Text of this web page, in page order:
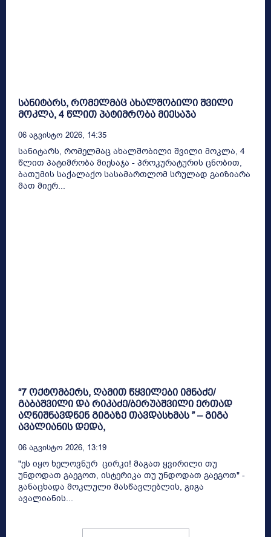
სანიტარს, რომელმაც ახალშობილი შვილი
მოკლა, 4 წლით პატიმრობა მიესაჯა
06 Აგვისტო 2026, 14:35
სანიტარს, რომელმაც ახალშობილი შვილი მოკლა, 4
წლით პატიმრობა მიესაჯა - პროკურატურის ცნობით,
ბათუმის საქალაქო სასამართლომ სრულად გაიზიარა
მათ მიერ...
“7 ოქტომბერს, ღამით წყვილები იმნაძე/
გაბაშვილი და რიკაძე/ბერუაშვილი ერთად
აღნიშნავდნენ გიგაზე თავდასხმას ” – გიგა
ავალიანის დედა,
06 Აგვისტო 2026, 13:19
"ეს იყო ხელოვნურ ცირკი! მაგათ ყვირილი თუ
უნდოდათ გაეგოთ, ისტერიკა თუ უნდოდათ გაეგოთ" -
განაცხადა მოკლული მასწავლებლის, გიგა
ავალიანის...